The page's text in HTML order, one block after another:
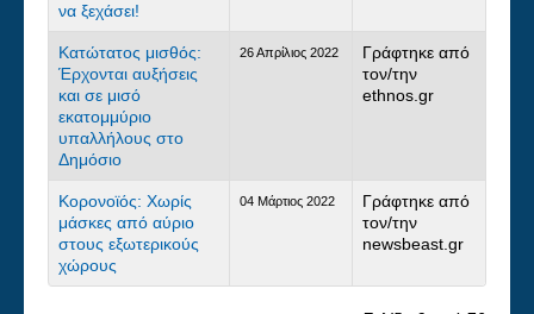
να ξεχάσει!
Κατώτατος μισθός:
Έρχονται αυξήσεις
και σε μισό
εκατομμύριο
υπαλλήλους στο
Δημόσιο
26 Απρίλιος 2022
Γράφτηκε από
τον/την
ethnos.gr
Κορονοϊός: Χωρίς
μάσκες από αύριο
στους εξωτερικούς
χώρους
04 Μάρτιος 2022
Γράφτηκε από
τον/την
newsbeast.gr